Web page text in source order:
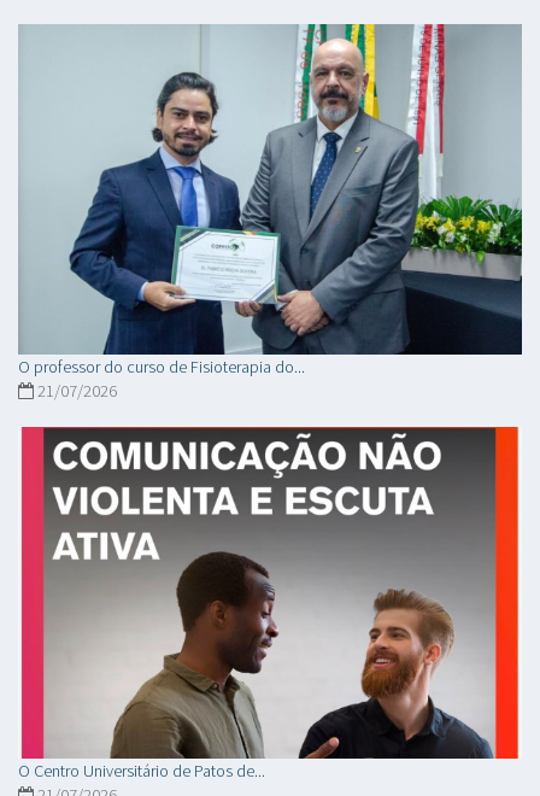
O professor do curso de Fisioterapia do...
21/07/2026
O Centro Universitário de Patos de...